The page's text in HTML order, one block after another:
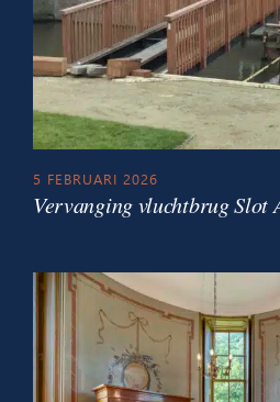
5 FEBRUARI 2026
Vervanging vluchtbrug Slot